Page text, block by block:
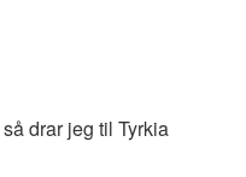
drar jeg til Tyrkia